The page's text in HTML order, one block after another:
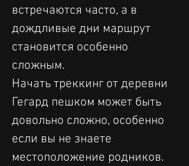
встречаются часто, а в
дождливые дни маршрут
становится особенно
сложным.
Начать треккинг от деревни
Гегард пешком может быть
довольно сложно, особенно
если вы не знаете
местоположение родников.